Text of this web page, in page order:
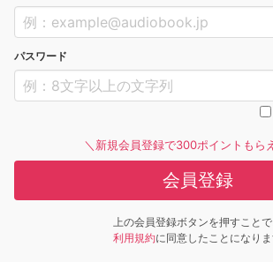
パスワード
＼新規会員登録で300ポイントもら
会員登録
上の会員登録ボタンを押すことで
利用規約に同意したことになり